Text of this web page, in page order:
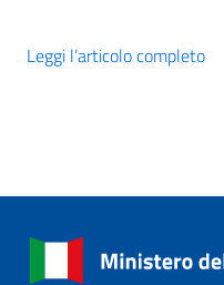
Leggi l’articolo completo